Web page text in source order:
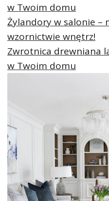
w Twoim domu
Żylandory w salonie –
wzornictwie wnętrz!
Zwrotnica drewniana
w Twoim domu